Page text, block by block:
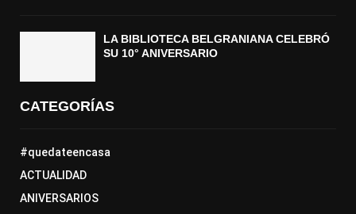
LA BIBLIOTECA BELGRANIANA CELEBRÓ
SU 10° ANIVERSARIO
CATEGORÍAS
#quedateencasa
ACTUALIDAD
ANIVERSARIOS